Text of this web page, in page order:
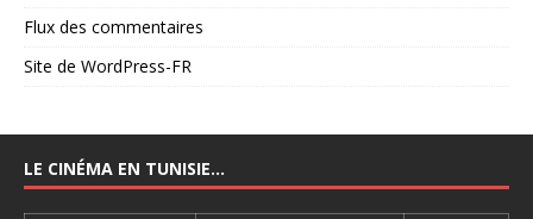
Flux des commentaires
Site de WordPress-FR
LE CINÉMA EN TUNISIE…